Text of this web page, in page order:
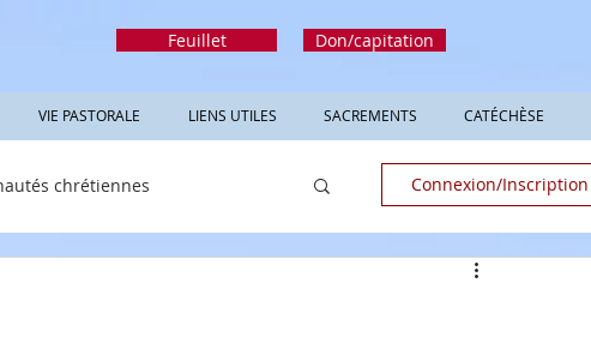
Feuillet Don/capitation
VIE PASTORALE LIENS UTILES SACREMENTS CATÉCHÈSE
chrétiennes Connexion/Inscription